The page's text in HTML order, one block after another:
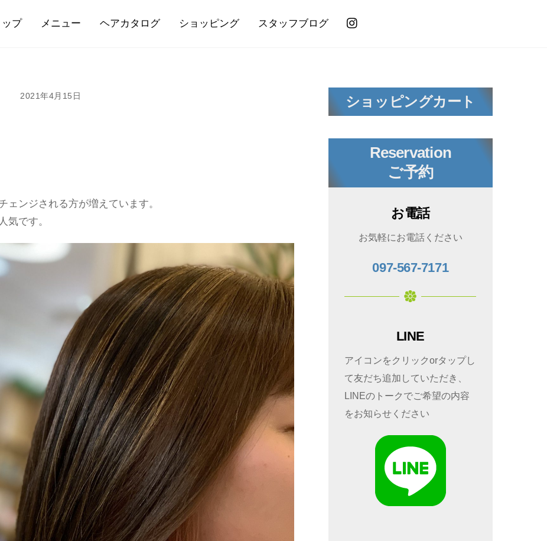
ップ メニュー ヘアカタログ ショッピング スタッフブログ
2021年4月15日
ンジされる方が増えています。
気です。
ショッピングカート
Reservation
ご予約
お電話
お気軽にお電話ください
097-567-7171
LINE
アイコンをクリックorタップし
て友だち追加していただき、
LINEのトークでご希望の内容
をお知らせください